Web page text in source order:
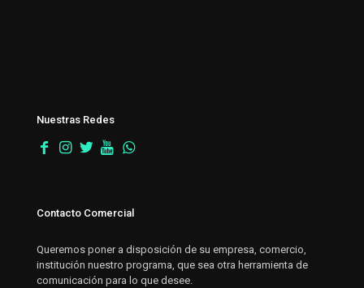
Nuestras Redes
Contacto Comercial
Queremos poner a disposición de su empresa, comercio,
institución nuestro programa, que sea otra herramienta de
comunicación para lo que desee.